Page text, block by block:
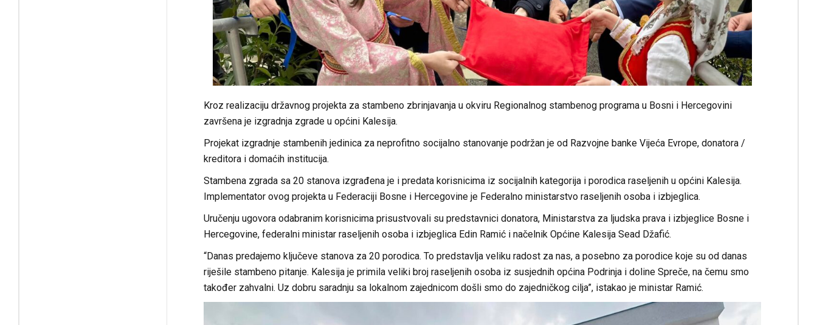
Kroz realizaciju državnog projekta za stambeno zbrinjavanja u okviru Regionalnog stambenog programa u Bosni i Hercegovini
završena je izgradnja zgrade u općini Kalesija.
Projekat izgradnje stambenih jedinica za neprofitno socijalno stanovanje podržan je od Razvojne banke Vijeća Evrope, donatora /
kreditora i domaćih institucija.
Stambena zgrada sa 20 stanova izgrađena je i predata korisnicima iz socijalnih kategorija i porodica raseljenih u općini Kalesija.
Implementator ovog projekta u Federaciji Bosne i Hercegovine je Federalno ministarstvo raseljenih osoba i izbjeglica.
Uručenju ugovora odabranim korisnicima prisustvovali su predstavnici donatora, Ministarstva za ljudska prava i izbjeglice Bosne i
Hercegovine, federalni ministar raseljenih osoba i izbjeglica Edin Ramić i načelnik Općine Kalesija Sead Džafić.
“Danas predajemo ključeve stanova za 20 porodica. To predstavlja veliku radost za nas, a posebno za porodice koje su od danas
riješile stambeno pitanje. Kalesija je primila veliki broj raseljenih osoba iz susjednih općina Podrinja i doline Spreče, na čemu smo
također zahvalni. Uz dobru saradnju sa lokalnom zajednicom došli smo do zajedničkog cilja”, istakao je ministar Ramić.